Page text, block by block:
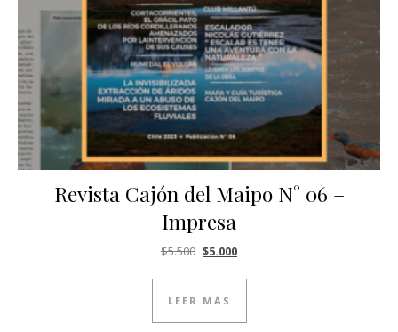
Revista Cajón del Maipo N° 06 –
Impresa
$5.500 El precio original era: $5.500.
$5.000El precio actual es: $5.000.
LEER MÁS